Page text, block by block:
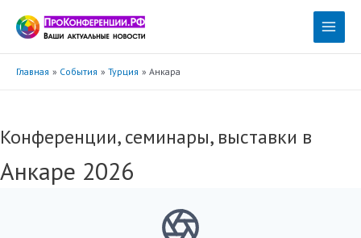
содержимому
Main
Главная События Турция Анкара
Конференции, семинары, выставки в
Анкаре 2026